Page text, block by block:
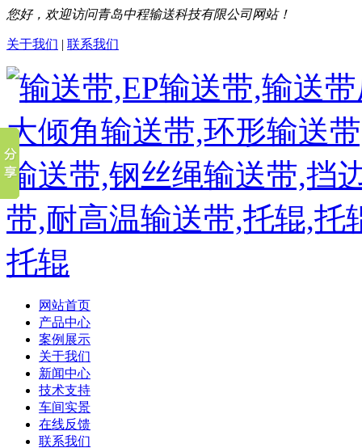
您好，欢迎访问青岛中程输送科技有限公司网站！
关于我们 | 联系我们
网站首页
产品中心
案例展示
关于我们
新闻中心
技术支持
车间实景
在线反馈
联系我们